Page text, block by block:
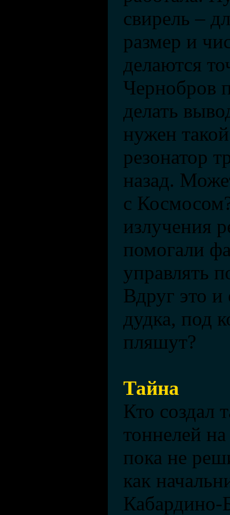
свирель –
размер и
делаются
Чернобров
делать
нужен
резонатор
назад.
с
излучения
помогали
управлять
Вдруг это и
дудка, под
пляшут?
Тайна
Кто создал
тоннелей
пока не
как
Кабардино-